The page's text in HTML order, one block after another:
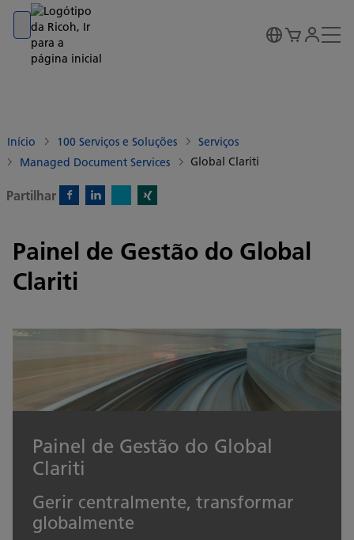
Go to banner
Go to content
Go to footer
Início 100 Serviços e Soluções
Serviços
Managed Document Services
Global Clariti
Partilhar
Painel de Gestão do Global
Clariti
Painel de Gestão do Global
Clariti
Gerir centralmente, transformar
globalmente